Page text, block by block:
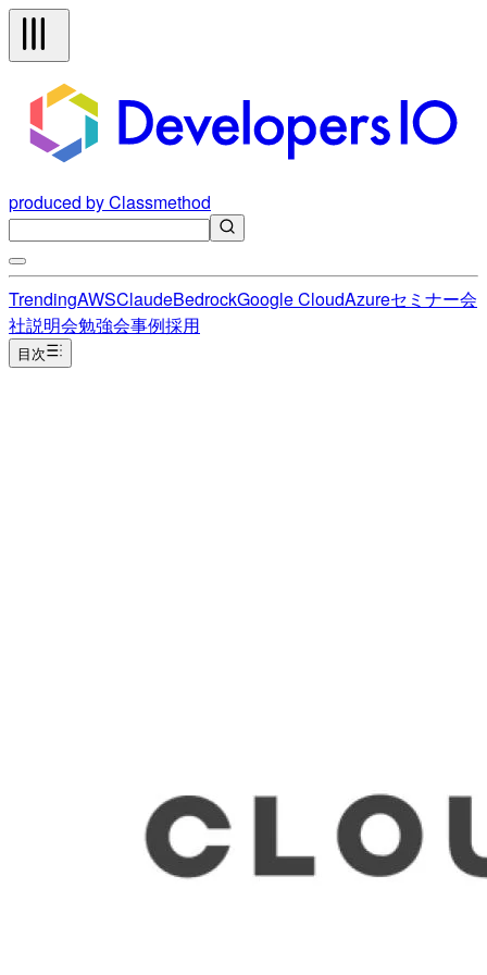
produced by Classmethod
TrendingAWSClaudeBedrockGoogle CloudAzureセミナー会
社説明会勉強会事例採用
目次